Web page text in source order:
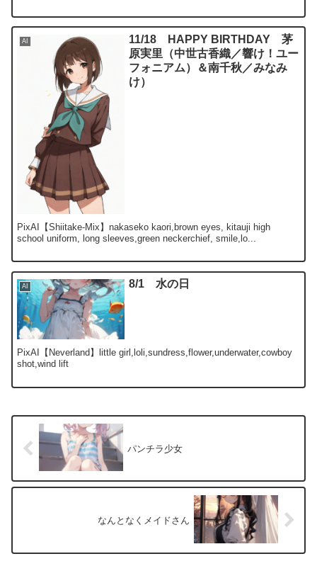
AI
11/18 HAPPY BIRTHDAY 茅
原実里（中世古香織／響け！ユー
フォニアム）＆南千秋／みなみ
け）
PixAI【Shiitake-Mix】nakaseko kaori,brown eyes, kitauji high
school uniform, long sleeves,green neckerchief, smile,lo...
AI 8/1 水の日
PixAI【Neverland】little girl,loli,sundress,flower,underwater,cowboy
shot,wind lift
パンチラ少女
なんとなくメイドさん